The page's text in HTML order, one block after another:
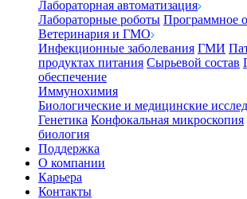
Лабораторная автоматизация
Лабораторные роботы Программное
Ветеринария и ГМО
Инфекционные заболевания ГМИ
продуктах питания Сырьевой состав
обеспечение
Иммунохимия
Биологические и медицинские
Генетика Конфокальная микроскопия
биология
Поддержка
О компании
Карьера
Контакты